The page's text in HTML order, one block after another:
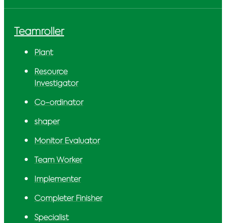
Teamroller
Plant
Resource
Investigator
Co-ordinator
shaper
Monitor Evaluator
Team Worker
Implementer
Completer Finisher
Specialist